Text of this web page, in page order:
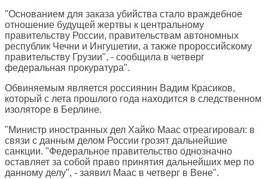
"Основанием для заказа убийства стало враждебное
отношение будущей жертвы к центральному
правительству России, правительствам автономных
республик Чечни и Ингушетии, а также пророссийскому
правительству Грузии", - сообщила в четверг
федеральная прокуратура".
Обвиняемым является россиянин Вадим Красиков,
который с лета прошлого года находится в следственном
изоляторе в Берлине.
"Министр иностранных дел Хайко Маас отреагировал: в
связи с данным делом России грозят дальнейшие
санкции. "Федеральное правительство однозначно
оставляет за собой право принятия дальнейших мер по
данному делу", - заявил Маас в четверг в Вене".